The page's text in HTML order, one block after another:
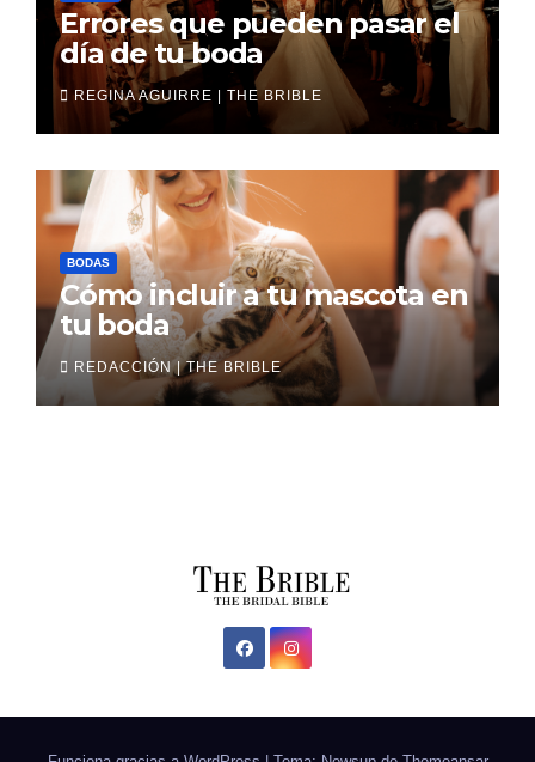
Errores que pueden pasar el
día de tu boda
REGINA AGUIRRE | THE BRIBLE
BODAS
Cómo incluir a tu mascota en
tu boda
REDACCIÓN | THE BRIBLE